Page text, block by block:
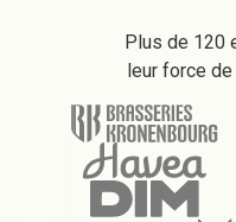
Plus de 120
leur force